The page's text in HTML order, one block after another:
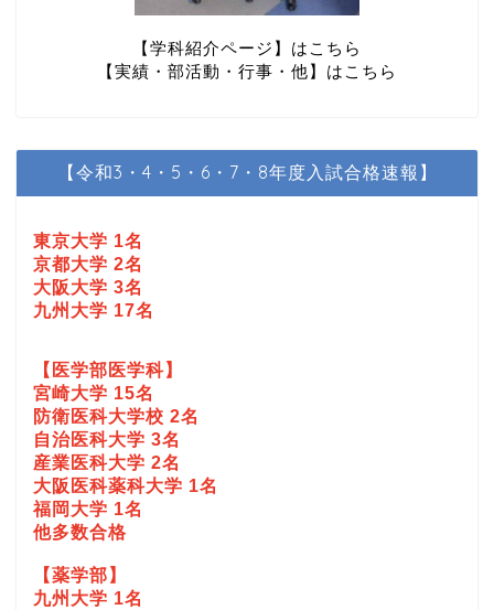
【学科紹介ページ】はこちら
【実績・部活動・行事・他】はこちら
【令和3・4・5・6・7・8年度入試合格速報】
東京大学 1名
京都大学 2名
大阪大学 3名
九州大学 17名
【医学部医学科】
宮崎大学 15名
防衛医科大学校 2名
自治医科大学 3名
産業医科大学 2名
大阪医科薬科大学 1名
福岡大学 1名
他多数合格
【薬学部】
九州大学 1名